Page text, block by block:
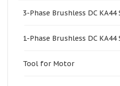
3-Phase Brushless DC KA44
1-Phase Brushless DC KA44
Tool for Motor